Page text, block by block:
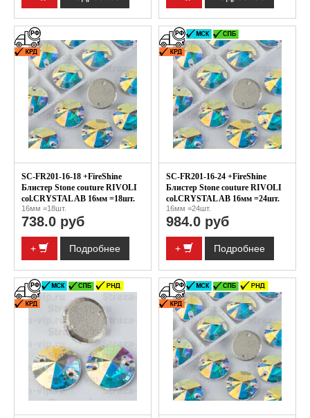
SC-FR201-16-18 +FireShine
Блистер Stone couture RIVOLI
col.CRYSTAL AB 16мм =18шт.
16мм =18шт.
738.0 руб
+ Подробнее
SC-FR201-16-24 +FireShine
Блистер Stone couture RIVOLI
col.CRYSTAL AB 16мм =24шт.
16мм =24шт.
984.0 руб
+ Подробнее